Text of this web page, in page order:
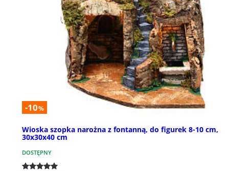
-10%
Wioska szopka narożna z fontanną, do figurek 8-10 cm,
30x30x40 cm
DOSTĘPNY